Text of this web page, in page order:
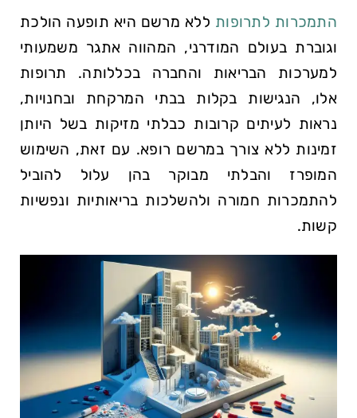
התמכרות לתרופות ללא מרשם היא תופעה הולכת
וגוברת בעולם המודרני, המהווה אתגר משמעותי
למערכות הבריאות והחברה בכללותה. תרופות
אלו, הנגישות בקלות בבתי המרקחת ובחנויות,
נראות לעיתים קרובות כבלתי מזיקות בשל היותן
זמינות ללא צורך במרשם רופא. עם זאת, השימוש
המופרז והבלתי מבוקר בהן עלול להוביל
להתמכרות חמורה ולהשלכות בריאותיות ונפשיות
קשות.